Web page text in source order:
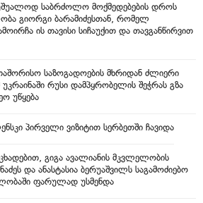
საბრძოლო მოქმედებების დროს
გიორგი ბარამიძესთან, რომელ
ის თავისი სიჩაუქით და თავგანწირვით
საზოგადოების მხრიდან ძლიერი
რუსი დამპყრობელის შეჭრას გზა
უწყება
პირველი ვიზიტით სერბეთში ჩავიდა
გიგა ავალიანის მკვლელობის
და ანასტასია ბერუაშვილს საგამოძიებო
ფარულად უსმენდა